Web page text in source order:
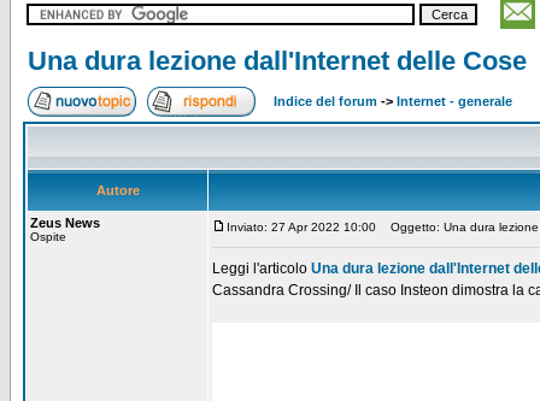
Una dura lezione dall'Internet delle Cose
Indice del forum -> Internet - generale
Autore
Zeus News
Ospite
Inviato: 27 Apr 2022 10:00 Oggetto: Una dura
Leggi l'articolo Una dura lezione dall'Internet
Cassandra Crossing/ Il caso Insteon dimostra la